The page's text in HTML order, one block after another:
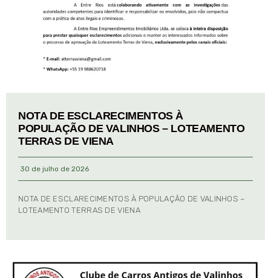
NOTA DE ESCLARECIMENTOS À
POPULAÇÃO DE VALINHOS – LOTEAMENTO
TERRAS DE VIENA
30 de julho de 2026
NOTA DE ESCLARECIMENTOS À POPULAÇÃO DE VALINHOS –
LOTEAMENTO TERRAS DE VIENA